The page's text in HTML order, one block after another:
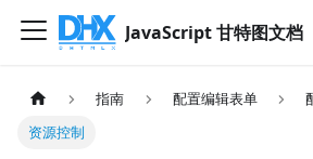
JavaScript 甘特图文档
指南 配置编辑表单
资源控制